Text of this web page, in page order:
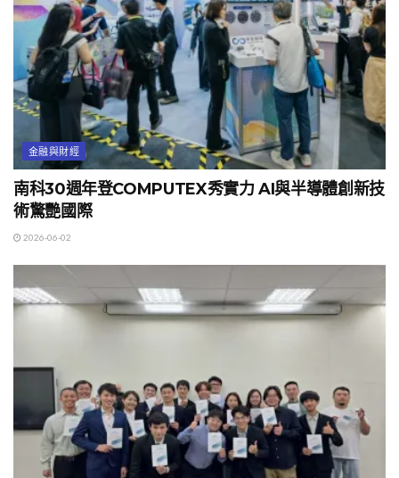
金融與財經
南科30週年登COMPUTEX秀實力 AI與半導體創新技
術驚艷國際
2026-06-02